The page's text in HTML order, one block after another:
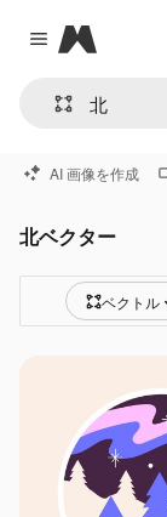
Close menu
Magnific
AI 画像を作成
北ベクター
ベクトル